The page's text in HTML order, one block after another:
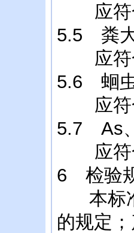
应符合
5.5 粪
应符
5.6 蛔
应符
5.7 As
应符合
6 检验
本标准
的规定